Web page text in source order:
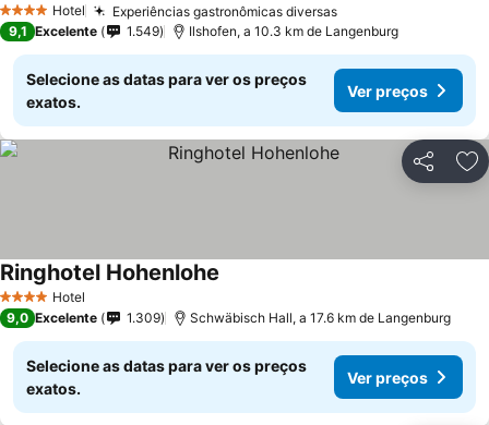
4 EstrelasHotel Experiências gastronômicas diversas
9,1 Excelente 1.549 Ilshofen, a 10.3 km de Langenburg
Selecione as datas para ver os preços
exatos.
Ver preços
Partilhar
4 EstrelasHotel
Ringhotel Hohenlohe
9,0 Excelente 1.309 Schwäbisch Hall, a 17.6 km de Langenburg
Selecione as datas para ver os preços
exatos.
Ver preços